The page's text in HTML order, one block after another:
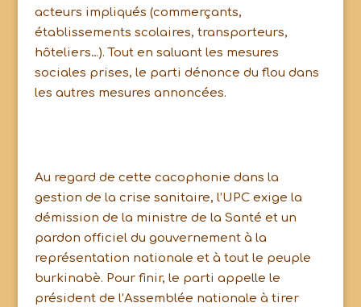
acteurs impliqués (commerçants,
établissements scolaires, transporteurs,
hôteliers…). Tout en saluant les mesures
sociales prises, le parti dénonce du flou dans
les autres mesures annoncées.
Au regard de cette cacophonie dans la
gestion de la crise sanitaire, l’UPC exige la
démission de la ministre de la Santé et un
pardon officiel du gouvernement à la
représentation nationale et à tout le peuple
burkinabè. Pour finir, le parti appelle le
président de l’Assemblée nationale à tirer